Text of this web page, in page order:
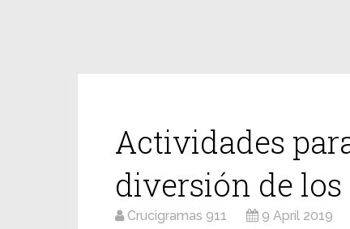
Actividades
diversión de
Crucigramas 911 9 April 2019